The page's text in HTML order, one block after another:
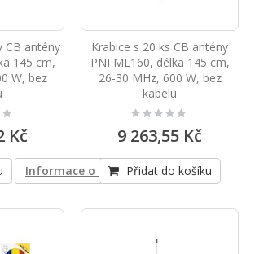
CB antény
145 cm,
W, bez
Kč
Informace o shodě produktu
Krabice s 20 ks CB antény
PNI ML160, délka 145 cm,
26-30 MHz, 600 W, bez
kabelu
Rating:
0%
9 263,55 Kč
Přidat do košíku